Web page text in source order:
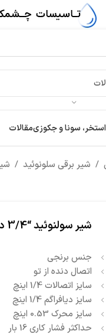
سونا و جکوزیمقالات
/ شیر برقی سلونوئید /
شیر سولنوئید “3/4 دانفوس مدل 032U7122
جنس برنجی
اتصال دنده از تو
سایز اتصالات 1/4 اینچ
سایز دیافراگم 1/4 اینچ
سایز محرک 0.53 اینچ
حداکثر فشار کاری 16 بار